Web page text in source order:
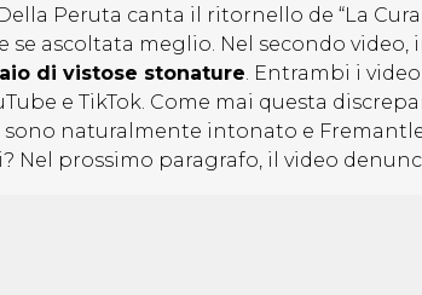
Peruta canta il ritornello de “La
se ascoltata meglio. Nel secondo video,
di vistose stonature. Entrambi i
e TikTok. Come mai questa
naturalmente intonato e
Nel prossimo paragrafo, il video